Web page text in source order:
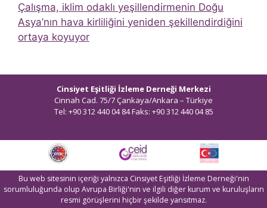
Çalışma, iklim odaklı yeşillendirmenin Doğu
Asya’nın hava kirliliğini yeniden şekillendirdiğini
ortaya koyuyor
Cinsiyet Eşitliği İzleme Derneği Merkezi
Cinnah Cad. 75/7 Çankaya/Ankara – Türkiye
Tel: +90 312 440 04 84 Faks: +90 312 440 04 85
Bu web sitesinin içeriği yalnızca Cinsiyet Eşitliği İzleme Derneği'nin
sorumluluğunda olup Avrupa Birliği'nin ve ilgili diğer kurum ve kuruluşların
resmi görüşlerini hiçbir şekilde yansıtmaz.